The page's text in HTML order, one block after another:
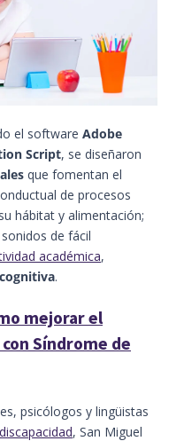
el software Adobe
Script, se diseñaron
que fomentan el
de procesos
hábitat y alimentación;
de fácil
académica,
.
mejorar el
Síndrome de
psicólogos y lingüistas
discapacidad, San Miguel